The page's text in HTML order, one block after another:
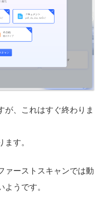
が、これはすぐ終わりま
す。
ァーストスキャンでは動
うです。